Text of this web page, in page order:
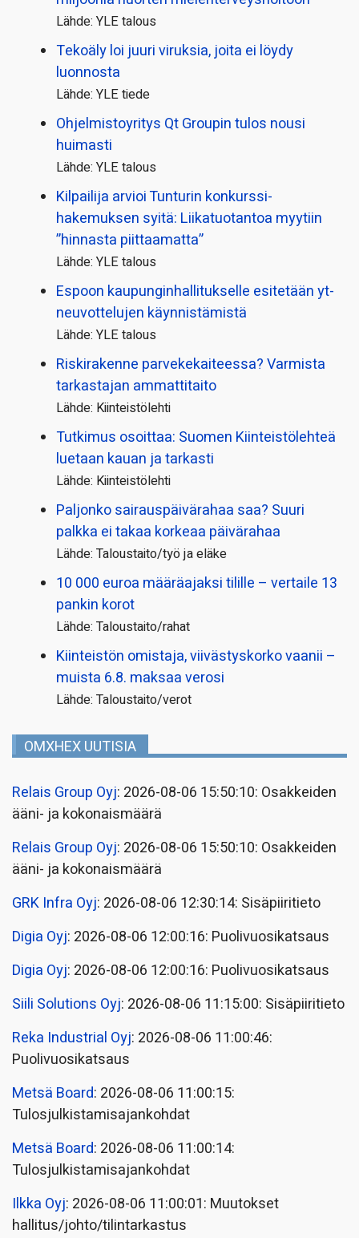
Lähde: YLE talous
Tekoäly loi juuri viruksia, joita ei löydy
luonnosta
Lähde: YLE tiede
Ohjelmistoyritys Qt Groupin tulos nousi
huimasti
Lähde: YLE talous
Kilpailija arvioi Tunturin konkurssi­
hakemuksen syitä: Liikatuotantoa myytiin
”hinnasta piittaamatta”
Lähde: YLE talous
Espoon kaupungin­hallitukselle esitetään yt-
neuvottelujen käynnistämistä
Lähde: YLE talous
Riskirakenne parvekekaiteessa? Varmista
tarkastajan ammattitaito
Lähde: Kiinteistölehti
Tutkimus osoittaa: Suomen Kiinteistölehteä
luetaan kauan ja tarkasti
Lähde: Kiinteistölehti
Paljonko sairauspäivä­rahaa saa? Suuri
palkka ei takaa korkeaa päivärahaa
Lähde: Taloustaito/työ ja eläke
10 000 euroa määräajaksi tilille – vertaile 13
pankin korot
Lähde: Taloustaito/rahat
Kiinteistön omistaja, viivästyskorko vaanii –
muista 6.8. maksaa verosi
Lähde: Taloustaito/verot
OMXHEX UUTISIA
Relais Group Oyj: 2026-08-06 15:50:10: Osakkeiden
ääni- ja kokonaismäärä
Relais Group Oyj: 2026-08-06 15:50:10: Osakkeiden
ääni- ja kokonaismäärä
GRK Infra Oyj: 2026-08-06 12:30:14: Sisäpiiritieto
Digia Oyj: 2026-08-06 12:00:16: Puolivuosikatsaus
Digia Oyj: 2026-08-06 12:00:16: Puolivuosikatsaus
Siili Solutions Oyj: 2026-08-06 11:15:00: Sisäpiiritieto
Reka Industrial Oyj: 2026-08-06 11:00:46:
Puolivuosikatsaus
Metsä Board: 2026-08-06 11:00:15:
Tulosjulkistamisajankohdat
Metsä Board: 2026-08-06 11:00:14:
Tulosjulkistamisajankohdat
Ilkka Oyj: 2026-08-06 11:00:01: Muutokset
hallitus/johto/tilintarkastus